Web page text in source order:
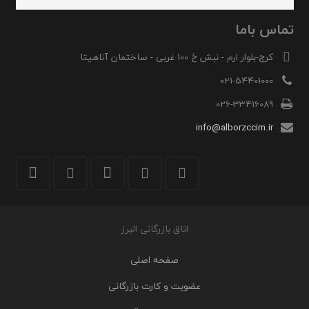
تماس باما
کرج-بلوار ارم - نبش خ 100 غربی - ساختمان آناهیتا
021-54401000
026-33416089
info@alborzccim.ir
اتاق بازرگانی البرز
صفحه اصلی
عضویت و کارت بازرگانی